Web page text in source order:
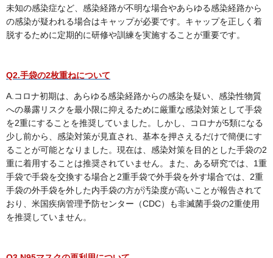
未知の感染症など、感染経路が不明な場合やあらゆる感染経路から
の感染が疑われる場合はキャップが必要です。キャップを正しく着
脱するために定期的に研修や訓練を実施することが重要です。
Q2.手袋の2枚重ねについて
A.コロナ初期は、あらゆる感染経路からの感染を疑い、感染性物質
への暴露リスクを最小限に抑えるために厳重な感染対策として手袋
を2重にすることを推奨していました。しかし、コロナが5類になる
少し前から、感染対策が見直され、基本を押さえるだけで簡便にす
ることが可能となりました。現在は、感染対策を目的とした手袋の2
重に着用することは推奨されていません。また、ある研究では、1重
手袋で手袋を交換する場合と2重手袋で外手袋を外す場合では、2重
手袋の外手袋を外した内手袋の方が汚染度が高いことが報告されて
おり、米国疾病管理予防センター（CDC）も非滅菌手袋の2重使用
を推奨していません。